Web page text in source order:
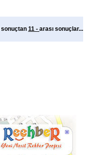
sonuçtan 11 - arası sonuçlar...